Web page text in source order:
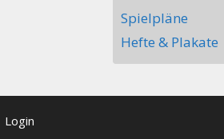
Spielpläne
Hefte & Plakate
Login